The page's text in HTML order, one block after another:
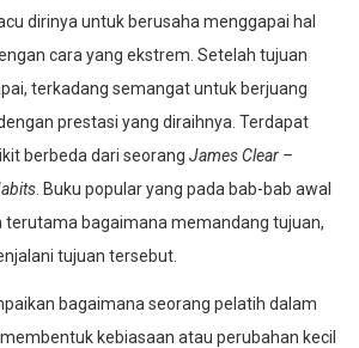
dirinya untuk berusaha menggapai hal
cara yang ekstrem. Setelah tujuan
terkadang semangat untuk berjuang
prestasi yang diraihnya. Terdapat
berbeda dari seorang James Clear –
. Buku popular yang pada bab-bab awal
bagaimana memandang tujuan,
tujuan tersebut.
bagaimana seorang pelatih dalam
kebiasaan atau perubahan kecil